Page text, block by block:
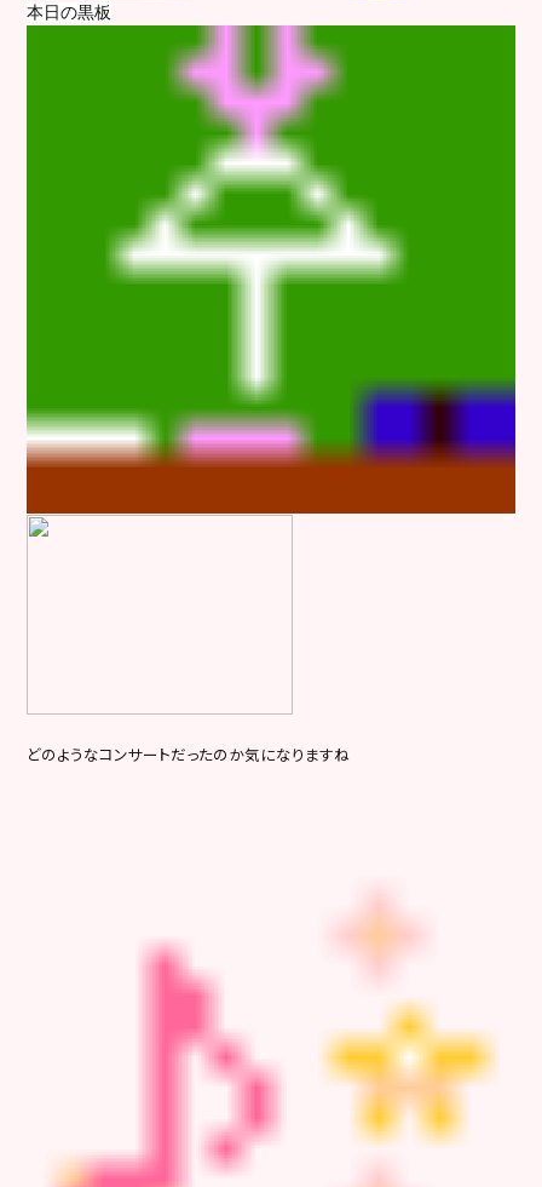
本日の黒板
どのようなコンサートだったのか気になりますね